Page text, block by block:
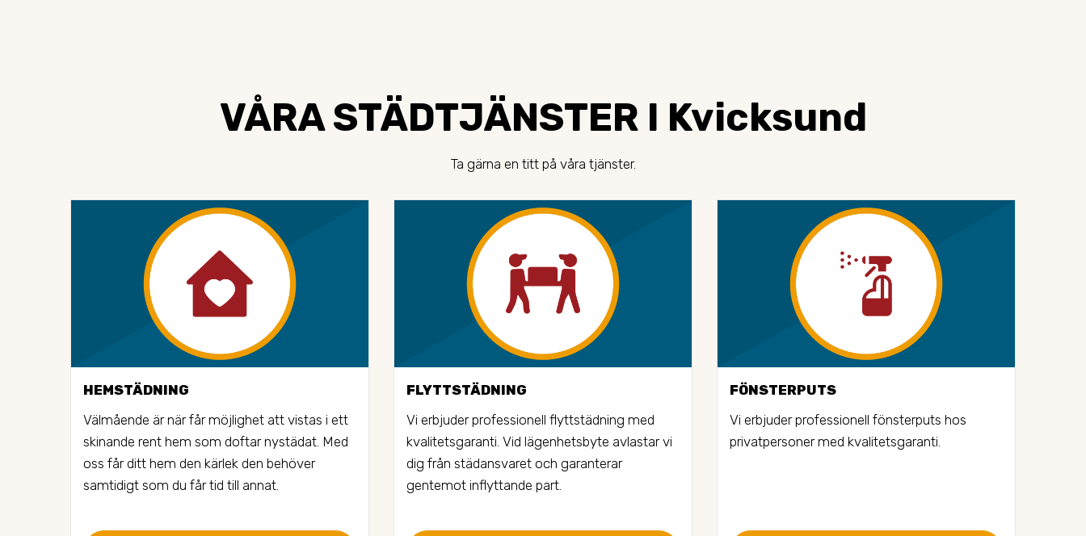
VÅRA STÄDTJÄNSTER I Kvicksund
Ta gärna en titt på våra tjänster.
HEMSTÄDNING
Välmående är när får möjlighet att vistas i ett
skinande rent hem som doftar nystädat. Med
oss får ditt hem den kärlek den behöver
samtidigt som du får tid till annat.
FLYTTSTÄDNING
Vi erbjuder professionell flyttstädning med
kvalitetsgaranti. Vid lägenhetsbyte avlastar vi
dig från städansvaret och garanterar
gentemot inflyttande part.
FÖNSTERPUTS
Vi erbjuder professionell fönsterputs hos
privatpersoner med kvalitetsgaranti.